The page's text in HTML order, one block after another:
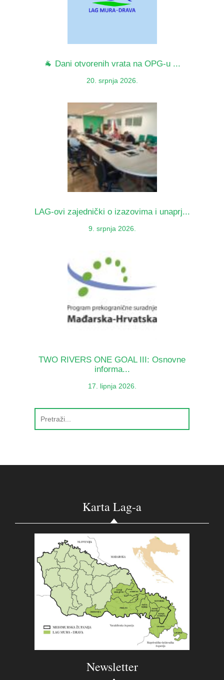
🐐 Dani otvorenih vrata na OPG-u ...
20. srpnja 2026.
LAG-ovi zajednički o izazovima i unaprj...
9. srpnja 2026.
TWO RIVERS ONE GOAL III: Osnovne
informa...
17. lipnja 2026.
Karta Lag-a
Newsletter